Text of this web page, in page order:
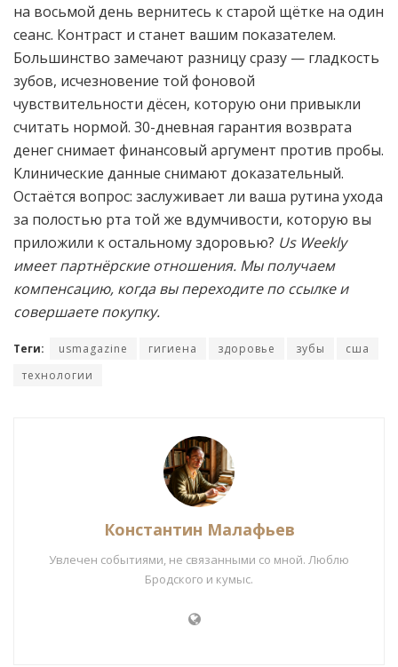
на восьмой день вернитесь к старой щётке на один
сеанс. Контраст и станет вашим показателем.
Большинство замечают разницу сразу — гладкость
зубов, исчезновение той фоновой
чувствительности дёсен, которую они привыкли
считать нормой. 30-дневная гарантия возврата
денег снимает финансовый аргумент против пробы.
Клинические данные снимают доказательный.
Остаётся вопрос: заслуживает ли ваша рутина ухода
за полостью рта той же вдумчивости, которую вы
приложили к остальному здоровью? Us Weekly
имеет партнёрские отношения. Мы получаем
компенсацию, когда вы переходите по ссылке и
совершаете покупку.
Теги: usmagazine гигиена здоровье зубы
сша
технологии
Константин Малафьев
Увлечен событиями, не связанными со мной. Люблю
Бродского и кумыс.